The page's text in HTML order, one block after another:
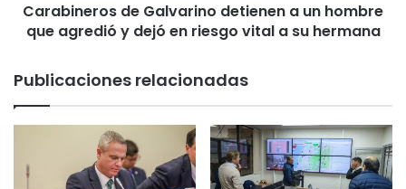
s
i
G
a
l
Carabineros de Galvarino detienen a un hombre
que agredió y dejó en riesgo vital a su hermana
Publicaciones relacionadas